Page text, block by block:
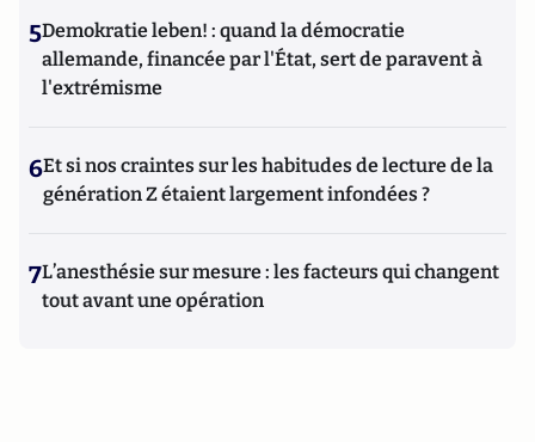
5Demokratie leben! : quand la démocratie
allemande, financée par l'État, sert de paravent à
l'extrémisme
6Et si nos craintes sur les habitudes de lecture de la
génération Z étaient largement infondées ?
7L’anesthésie sur mesure : les facteurs qui changent
tout avant une opération